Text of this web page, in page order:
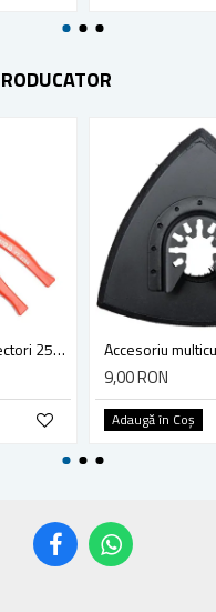
Cleste sertizat conectori 250 mm lama 4mm Yato YT-2254
9,00 RON
Adaugă în Coş